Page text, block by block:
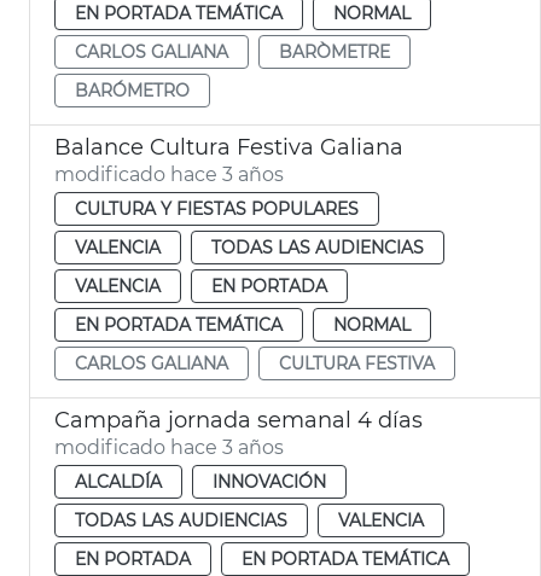
EN PORTADA TEMÁTICA
NORMAL
CARLOS GALIANA
BARÒMETRE
BARÓMETRO
Balance Cultura Festiva Galiana
modificado hace 3 años
CULTURA Y FIESTAS POPULARES
VALENCIA
TODAS LAS AUDIENCIAS
VALENCIA
EN PORTADA
EN PORTADA TEMÁTICA
NORMAL
CARLOS GALIANA
CULTURA FESTIVA
Campaña jornada semanal 4 días
modificado hace 3 años
ALCALDÍA
INNOVACIÓN
TODAS LAS AUDIENCIAS
VALENCIA
EN PORTADA
EN PORTADA TEMÁTICA